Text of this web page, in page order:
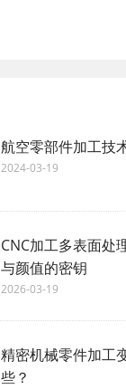
航空零部件加工技
2024-03-19
CNC加工多表面处
与颜值的密钥
2026-03-19
精密机械零件加工
些？